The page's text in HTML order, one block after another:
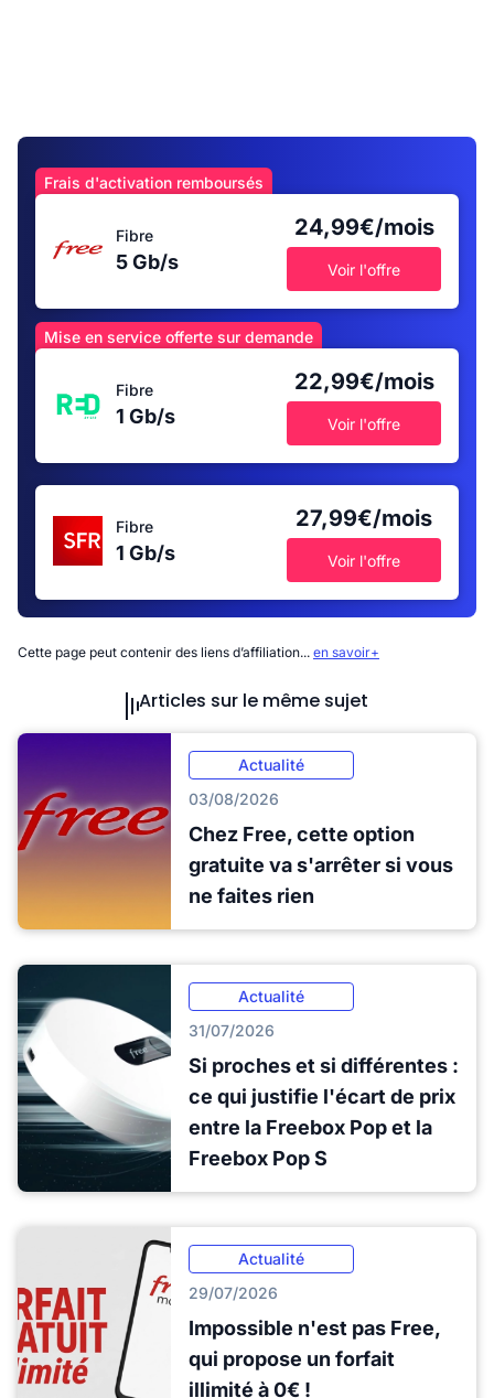
Frais d'activation remboursés
Fibre
5 Gb/s
24,99€/mois
Voir l'offre
Mise en service offerte sur demande
Fibre
1 Gb/s
22,99€/mois
Voir l'offre
Fibre
1 Gb/s
27,99€/mois
Voir l'offre
Cette page peut contenir des liens d’affiliation... en savoir+
Articles sur le même sujet
Actualité
03/08/2026
Chez Free, cette option
gratuite va s'arrêter si vous
ne faites rien
Actualité
31/07/2026
Si proches et si différentes :
ce qui justifie l'écart de prix
entre la Freebox Pop et la
Freebox Pop S
Actualité
29/07/2026
Impossible n'est pas Free,
qui propose un forfait
illimité à 0€ !